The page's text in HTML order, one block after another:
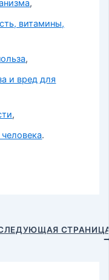
,
витамины,
,
и вред для
,
.